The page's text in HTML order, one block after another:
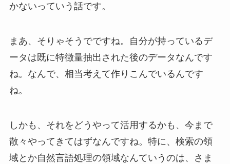
かないっていう話です。
まあ、そりゃそうでですね。自分が持っているデ
ータは既に特徴量抽出された後のデータなんです
ね。なんで、相当考えて作りこんでいるんです
ね。
しかも、それをどうやって活用するかも、今まで
散々やってきてはずなんですね。特に、検索の領
域とか自然言語処理の領域なんていうのは、さま